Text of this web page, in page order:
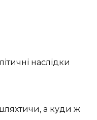
наслідки
шляхтичи, а куди ж